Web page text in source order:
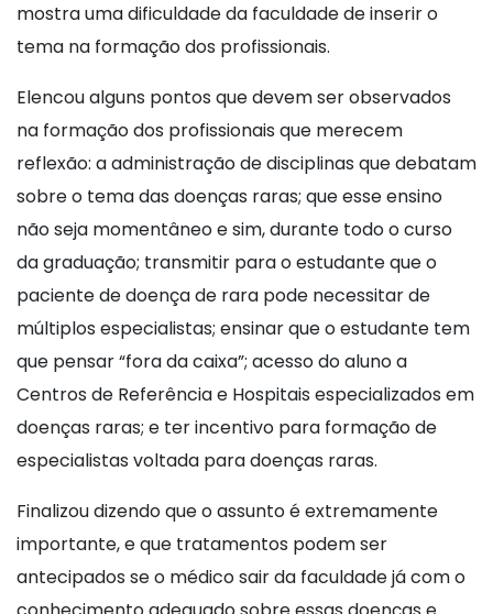
mostra uma dificuldade da faculdade de inserir o
tema na formação dos profissionais.
Elencou alguns pontos que devem ser observados
na formação dos profissionais que merecem
reflexão: a administração de disciplinas que debatam
sobre o tema das doenças raras; que esse ensino
não seja momentâneo e sim, durante todo o curso
da graduação; transmitir para o estudante que o
paciente de doença de rara pode necessitar de
múltiplos especialistas; ensinar que o estudante tem
que pensar “fora da caixa”; acesso do aluno a
Centros de Referência e Hospitais especializados em
doenças raras; e ter incentivo para formação de
especialistas voltada para doenças raras.
Finalizou dizendo que o assunto é extremamente
importante, e que tratamentos podem ser
antecipados se o médico sair da faculdade já com o